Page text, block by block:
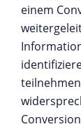
einem